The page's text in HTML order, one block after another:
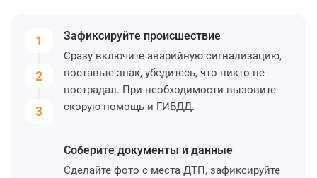
1
2
3
Зафиксируйте происшествие
Сразу включите аварийную сигнализацию,
поставьте знак, убедитесь, что никто не
пострадал. При необходимости вызовите
скорую помощь и ГИБДД.
Соберите документы и данные
Сделайте фото с места ДТП, зафиксируйте